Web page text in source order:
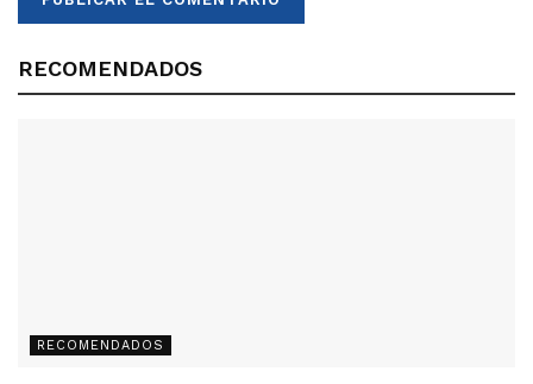
RECOMENDADOS
RECOMENDADOS